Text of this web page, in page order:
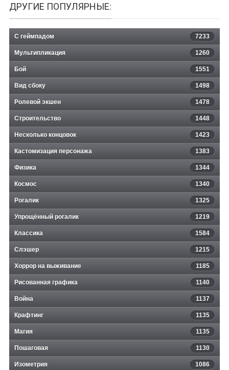
ДРУГИЕ ПОПУЛЯРНЫЕ:
С геймпадом 7233
Мультипликация 1260
Бой 1551
Вид сбоку 1498
Ролевой экшен 1478
Строительство 1448
Несколько концовок 1423
Кастомизация персонажа 1383
Физика 1344
Космос 1340
Рогалик 1325
Упрощённый рогалик 1219
Классика 1584
Слэшер 1215
Хоррор на выживание 1185
Рисованная графика 1140
Война 1137
Крафтинг 1135
Магия 1135
Пошаговая 1130
Изометрия 1086